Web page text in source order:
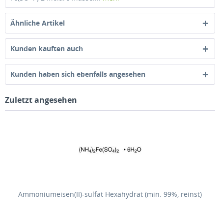
Ähnliche Artikel
Kunden kauften auch
Kunden haben sich ebenfalls angesehen
Zuletzt angesehen
Ammoniumeisen(II)-sulfat Hexahydrat (min. 99%, reinst)